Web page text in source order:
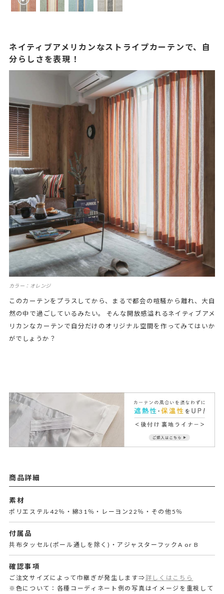
ネイティブアメリカンなストライプカーテンで、自
分らしさを表現！
カラー：オレンジ
このカーテンをプラスしてから、まるで都会の喧騒から離れ、大自
然の中で過ごしているみたい。 そんな開放感溢れるネイティブアメ
リカンなカーテンで自分だけのオリジナル空間を作ってみてはいか
がでしょうか？
商品詳細
素材
ポリエステル42％・綿31％・レーヨン22％・その他5％
付属品
共布タッセル(ポール通しを除く)・アジャスターフックA or B
確認事項
ご注文サイズによって巾継ぎが発生します⇒詳しくはこちら
※色について：各種コーディネート例の写真はイメージを重視して